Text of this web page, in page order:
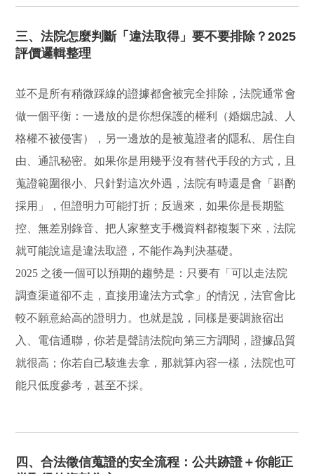
三、法院怎麼判斷「違法取得」要不要排除？2025
評價邏輯整理
並不是所有稍微踩線的證據都會被完全排除，法院通常會
做一個平衡：一邊放的是你想保護的權利（婚姻忠誠、人
格權不被侵害），另一邊放的是被蒐證者的隱私、居住自
由、通訊秘密。如果你是用幾乎沒有替代手段的方式，且
蒐證範圍很小、只針對這次外遇，法院有時還是會「斟酌
採用」，但證明力可能打折；反過來，如果你是長期監
控、無差別錄音、把人家整支手機資料都複製下來，法院
就可能說這是違法取證，不能作為判決基礎。
2025 之後一個可以預期的趨勢是：只要有「可以走法院
調查渠道卻不走，直接用違法方式拿」的情況，法官會比
較不願意給高的證明力。也就是說，同樣是要調旅宿出
入、電信通聯，你若是聲請法院向第三方調閱，證據品質
就很高；你若自己駭進去拿，那就算內容一樣，法院也可
能只低度參考，甚至不採。
四、合法徵信蒐證的安全流程：公共跡證＋你能正